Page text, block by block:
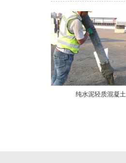
纯水泥轻质混凝土